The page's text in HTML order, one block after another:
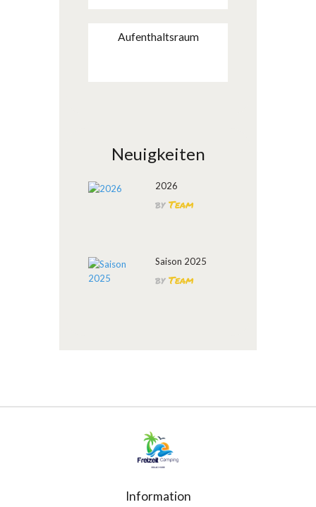
Aufenthaltsraum
Neuigkeiten
2026
byTeam
Saison 2025
byTeam
Information